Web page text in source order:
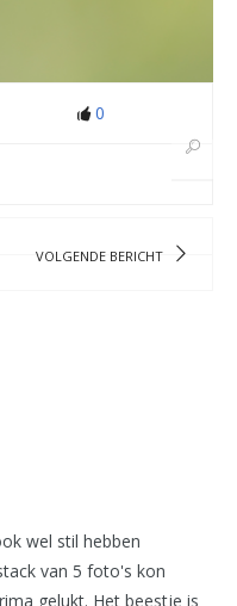
0
VOLGENDE BERICHT
wel stil hebben
van 5 foto's kon
gelukt. Het beestje is